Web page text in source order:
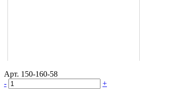
Арт. 150-160-58
-
+